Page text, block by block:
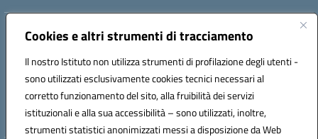
Cookies e altri strumenti di tracciamento
Il nostro Istituto non utilizza strumenti di profilazione degli utenti -
sono utilizzati esclusivamente cookies tecnici necessari al
corretto funzionamento del sito, alla fruibilità dei servizi
istituzionali e alla sua accessibilità – sono utilizzati, inoltre,
strumenti statistici anonimizzati messi a disposizione da Web
Indirizzo:Corso Fornari, 1 - 70056 Molfetta
Posta elettronica certificata (PEC):BARH04000D@pec.istruzione.it
Codice fiscale: 93249230728
Codice meccanografico: BARH04000D